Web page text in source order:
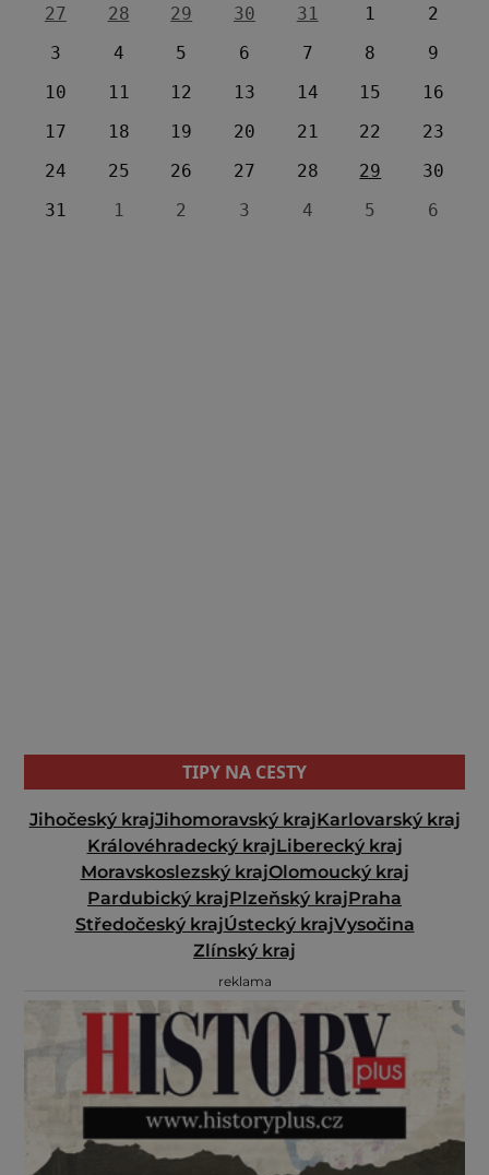
27 28 29 30 31 1
2
3
4 5 6 7 8
9
10
11 12 13 14 15
16
17
18 19 20 21 22
23
24
25 26 27 28 29
30
31
1 2 3 4 5 6
TIPY NA CESTY
Jihočeský krajJihomoravský krajKarlovarský kraj
Královéhradecký krajLiberecký kraj
Moravskoslezský krajOlomoucký kraj
Pardubický krajPlzeňský krajPraha
Středočeský krajÚstecký krajVysočina
Zlínský kraj
reklama